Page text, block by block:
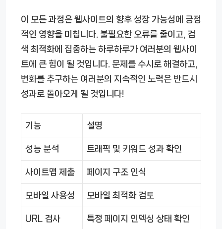
이 모든 과정은 웹사이트의 향후 성장 가능성에 긍정
적인 영향을 미칩니다. 불필요한 오류를 줄이고, 검
색 최적화에 집중하는 하루하루가 여러분의 웹사이
트에 큰 힘이 될 것입니다. 문제를 수시로 해결하고,
변화를 추구하는 여러분의 지속적인 노력은 반드시
성과로 돌아오게 될 것입니다!
기능 설명
성능 분석 트래픽 및 키워드 성과 확인
사이트맵 제출 페이지 구조 인식
모바일 사용성 모바일 최적화 검토
URL 검사 특정 페이지 인덱싱 상태 확인